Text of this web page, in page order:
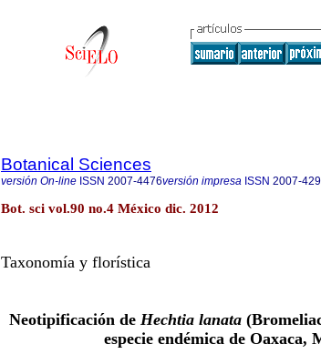
Botanical Sciences
versión On-line ISSN 2007-4476versión impresa ISSN 2007-
Bot. sci vol.90 no.4 México dic. 2012
Taxonomía y florística
Neotipificación de Hechtia lanata
especie endémica de Oaxaca,